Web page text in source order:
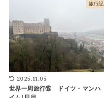
旅行記
2025.11.05
世界一周旅行⑮ ドイツ・マンハ